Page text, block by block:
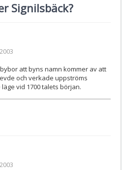
Signilsbäck?
att byns namn kommer av att
och verkade uppströms
vid 1700 talets början.